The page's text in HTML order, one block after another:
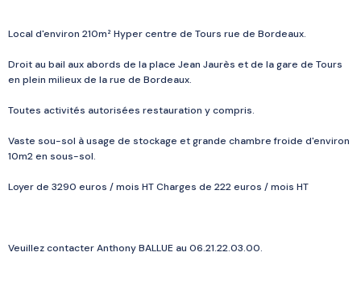
Local d'environ 210m² Hyper centre de Tours rue de Bordeaux.
Droit au bail aux abords de la place Jean Jaurès et de la gare de Tours
en plein milieux de la rue de Bordeaux.
Toutes activités autorisées restauration y compris.
Vaste sou-sol à usage de stockage et grande chambre froide d'environ
10m2 en sous-sol.
Loyer de 3290 euros / mois HT Charges de 222 euros / mois HT
Veuillez contacter Anthony BALLUE au 06.21.22.03.00.